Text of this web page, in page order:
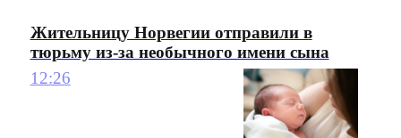
Жительницу Норвегии отправили в
тюрьму из-за необычного имени сына
12:26